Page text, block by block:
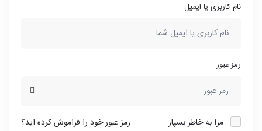
نام کاربری یا ایمیل
رمز عبور
مرا به خاطر بسپار رمز عبور خود را فراموش کرده اید؟